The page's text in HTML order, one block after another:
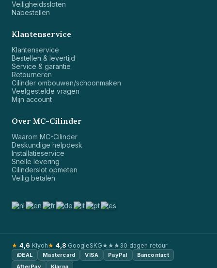
Veiligheidssloten
Nabestellen
Klantenservice
Klantenservice
Bestellen & levertijd
Service & garantie
Retourneren
Cilinder ombouwen/schoonmaken
Veelgestelde vragen
Mijn account
Over MC-Cilinder
Waarom MC-Cilinder
Deskundige helpdesk
Installatieservice
Snelle levering
Cilinderslot opmeten
Veilig betalen
★ 4,6 Kiyoh★ 4,8 GoogleSKG★★★30 dagen retour
iDEAL Mastercard VISA PayPal
Bancontact
AfterPay
Klarna